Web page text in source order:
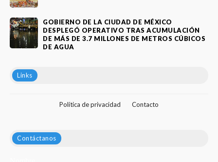
GOBIERNO DE LA CIUDAD DE MÉXICO
DESPLEGÓ OPERATIVO TRAS ACUMULACIÓN
DE MÁS DE 3.7 MILLONES DE METROS CÚBICOS
DE AGUA
Links
Política de privacidad Contacto
Contáctanos